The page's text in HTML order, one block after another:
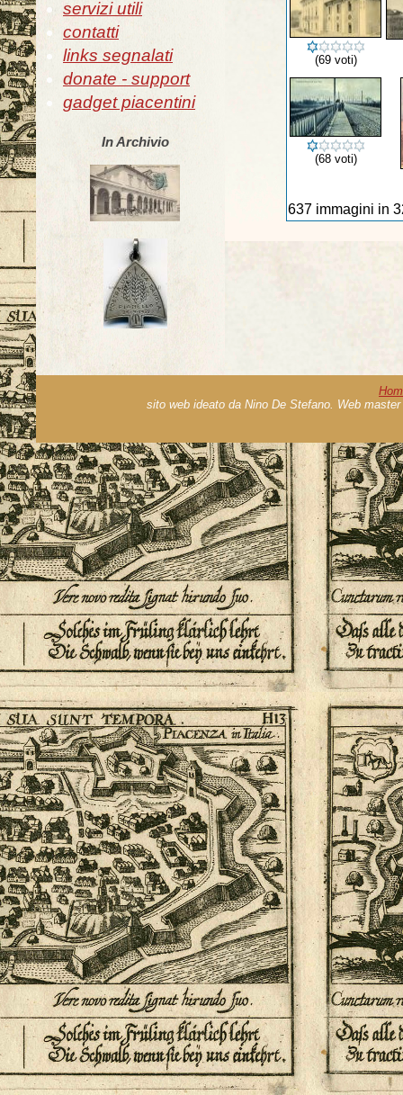
servizi utili
contatti
links segnalati
donate - support
gadget piacentini
In Archivio
(69 voti)
(68 voti)
637 immagini in
sito web ideato da Nino De Stefano. Web